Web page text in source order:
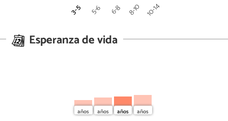
3-5 5-6 6-8 8-10 10-14
Esperanza de vida